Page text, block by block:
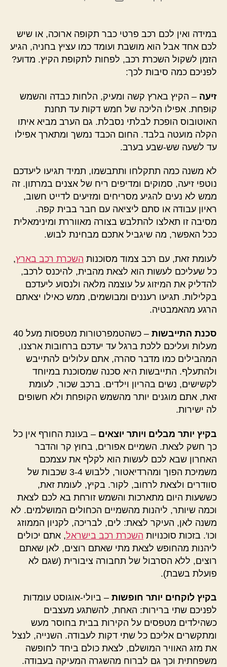
במידה ואין לכם רכב פרטי כבר תקופה ארוכה, או שיש
לכם אחד אבל הוא מושבת ועומד כמו עציץ בחניה, הגיע
הזמן לשקול השכרת רכב, לפחות לתקופת הקיץ. מדוע?
לפניכם כמה סיבות לכך:
זיעה – הקיץ בארץ קשה ומעיק, הלחות כבדה והשמש
קופחת. אפילו הליכה של חמש דקות עד תחנת
האוטובוס הופכת לבלתי נסבלת. גם הערב מביא איתו
הקלה מועטה בלבד. החום הכבד נמשך ומתארך אפילו
עד לשעה שש-שבע בערב.
לא משנה כמה תתקלחו ותתבשמו, תמיד תגיעו ליעדכם
נוטפי זיעה, סמוקים ומדיפים ריח של אצנים במרתון. זה
ממש לא נעים להגיע מסריחים ומזיעים לדייט חשוב,
ראיון עבודה או סתם ליציאה עם חבר בבית קפה.
מסיבה זו תאלצו להתלבש בצורה מאווררת ומינימאלית
ככל האפשר, מה שיגביל אתכם מבחינת לבוש.
לעומת זאת, עם רכב צמוד מסוכנות השכרת רכב בארץ,
כל שעליכם לעשות הוא לצאת מהבית, להיכנס לרכב,
להדליק את המיזוג על עוצמה מלאה ולנסוע ליעדכם
בקלילות. תגיעו רעננים ומבושמים, ממש כאילו יצאתם
הרגע מהאמבטיה.
סכנת התייבשות
– כשהטמפרטורות מטפסות מעל 40
מעלות ועליכם ללכת ברגל עד יעדכם ברחובות ארצנו,
המהבילים כמו מדבר סהרה, אתם עלולים להתייבש
ולהתעלף. התייבשות היא סכנה שמסוכנת במיוחד
לקשישים, נשים בהריון וילדים. ברכב שכור, לעומת
זאת, אתם מוגנים יותר מהשמש הקופחת ולא חשופים
לה ישירות.
בקיץ יותר מבלים ויותר יוצאים – בעונת החורף אין כל
כך חשק לצאת. השמיים אפורים, בחוץ קר והדבר
האחרון שבא לכם לעשות הוא לקלף את עצמכם
משמיכת הפוך ומהרדיאטור, ללבוש 3-4 שכבות של
סוודרים ולצאת לרחוב, לקור. בקיץ, לעומת זאת,
כששעות היום מתארכות והשמש זורחת בא לכם לצאת
וכמה שיותר, ליהנות מהשמיים הכחולים המושלמים. לא
משנה לאן, העיקר לצאת: לים, לבריכה, לקניון הממוזג
וכו'. בזכות סוכנויות השכרת רכב בישראל, אתם יכולים
ליהנות מהחופש לצאת מתי שאתם רוצים, לאן שאתם
רוצים, ללא הסרבול של תחבורה ציבורית (שגם לא
פועלת בשבת).
בקיץ לוקחים יותר חופשות – ביולי-אוגוסט עומדות
לפניכם שתי ברירות: האחת, להשתגע מעצבים
כשהילדים מטפסים על הקירות בבית בחוסר מעש
ומתקשרים אליכם כל שתי דקות לעבודה. השנייה, לנצל
את מזג האוויר המושלם, לצאת כולם ביחד לחופשה
משפחתית וכך גם לברוח מהשגרה המעיקה בעבודה.